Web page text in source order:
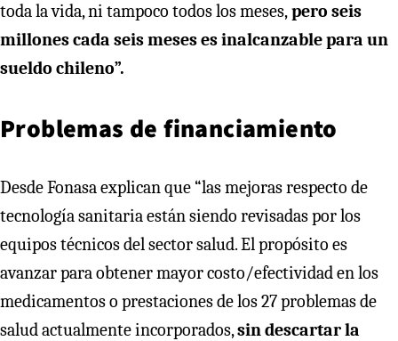
toda la vida, ni tampoco todos los meses,pero seis
millones cada seis meses es inalcanzable para un
sueldo chileno”.
Problemas de financiamiento
Desde Fonasa explican que “las mejoras respecto de
tecnología sanitaria están siendo revisadas por los
equipos técnicos del sector salud. El propósito es
avanzar para obtener mayor costo/efectividad en los
medicamentos o prestaciones de los 27 problemas de
salud actualmente incorporados,sin descartar la